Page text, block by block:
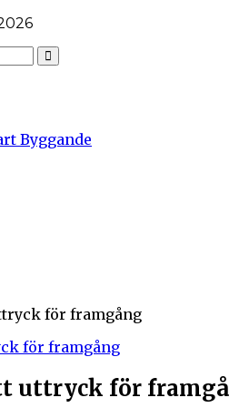
Byggande
för framgång
uttryck för